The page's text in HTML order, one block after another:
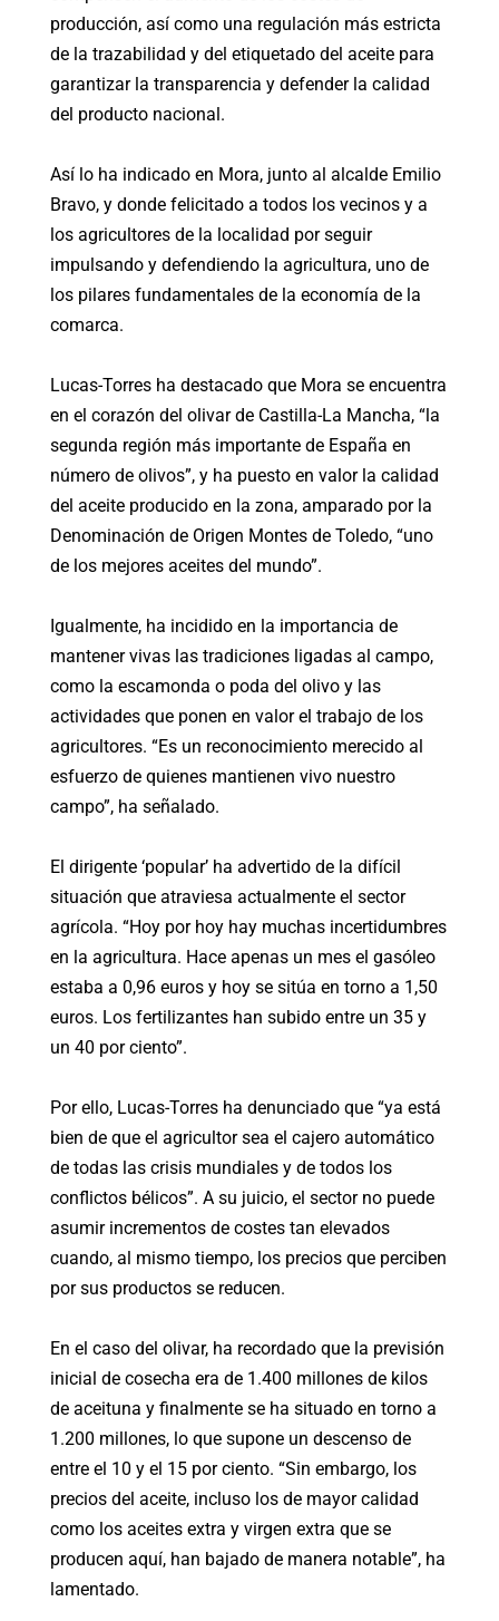
producción, así como una regulación más estricta
de la trazabilidad y del etiquetado del aceite para
garantizar la transparencia y defender la calidad
del producto nacional.
Así lo ha indicado en Mora, junto al alcalde Emilio
Bravo, y donde felicitado a todos los vecinos y a
los agricultores de la localidad por seguir
impulsando y defendiendo la agricultura, uno de
los pilares fundamentales de la economía de la
comarca.
Lucas-Torres ha destacado que Mora se encuentra
en el corazón del olivar de Castilla-La Mancha, “la
segunda región más importante de España en
número de olivos”, y ha puesto en valor la calidad
del aceite producido en la zona, amparado por la
Denominación de Origen Montes de Toledo, “uno
de los mejores aceites del mundo”.
Igualmente, ha incidido en la importancia de
mantener vivas las tradiciones ligadas al campo,
como la escamonda o poda del olivo y las
actividades que ponen en valor el trabajo de los
agricultores. “Es un reconocimiento merecido al
esfuerzo de quienes mantienen vivo nuestro
campo”, ha señalado.
El dirigente ‘popular’ ha advertido de la difícil
situación que atraviesa actualmente el sector
agrícola. “Hoy por hoy hay muchas incertidumbres
en la agricultura. Hace apenas un mes el gasóleo
estaba a 0,96 euros y hoy se sitúa en torno a 1,50
euros. Los fertilizantes han subido entre un 35 y
un 40 por ciento”.
Por ello, Lucas-Torres ha denunciado que “ya está
bien de que el agricultor sea el cajero automático
de todas las crisis mundiales y de todos los
conflictos bélicos”. A su juicio, el sector no puede
asumir incrementos de costes tan elevados
cuando, al mismo tiempo, los precios que perciben
por sus productos se reducen.
En el caso del olivar, ha recordado que la previsión
inicial de cosecha era de 1.400 millones de kilos
de aceituna y finalmente se ha situado en torno a
1.200 millones, lo que supone un descenso de
entre el 10 y el 15 por ciento. “Sin embargo, los
precios del aceite, incluso los de mayor calidad
como los aceites extra y virgen extra que se
producen aquí, han bajado de manera notable”, ha
lamentado.